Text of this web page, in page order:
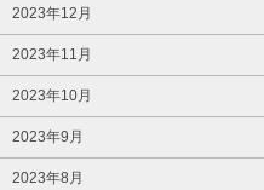
2023年12月
2023年11月
2023年10月
2023年9月
2023年8月